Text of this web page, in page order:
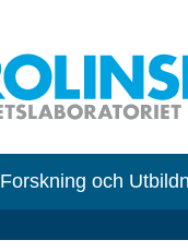
Forskning och